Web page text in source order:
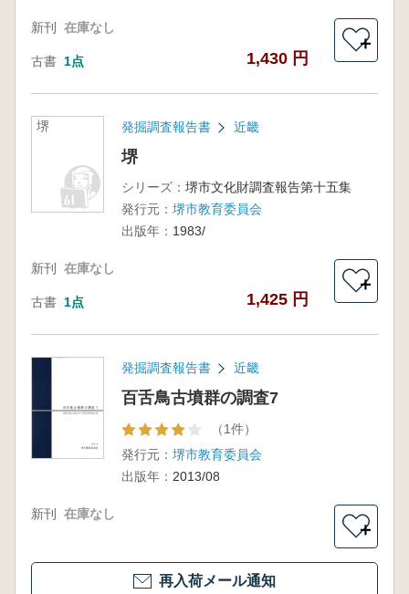
新刊 在庫なし
古書 1点 1,430 円
＋
堺 発掘調査報告書 近畿
堺
シリーズ： 堺市文化財調査報告第十五集
発行元： 堺市教育委員会
出版年： 1983/
新刊 在庫なし
古書 1点 1,425 円
＋
発掘調査報告書 近畿
百舌鳥古墳群の調査7
（1件）
発行元： 堺市教育委員会
出版年： 2013/08
新刊 在庫なし
＋
再入荷メール通知